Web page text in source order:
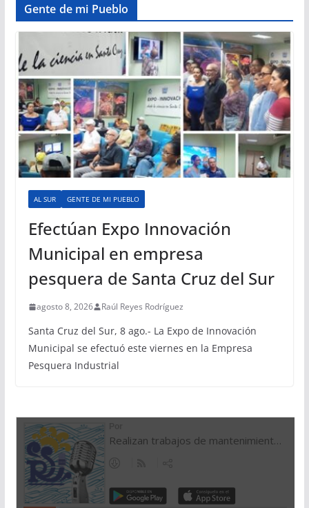
Gente de mi Pueblo
AL SUR GENTE DE MI PUEBLO
Efectúan Expo Innovación
Municipal en empresa
pesquera de Santa Cruz del Sur
agosto 8, 2026 Raúl Reyes Rodríguez
Santa Cruz del Sur, 8 ago.- La Expo de Innovación
Municipal se efectuó este viernes en la Empresa
Pesquera Industrial